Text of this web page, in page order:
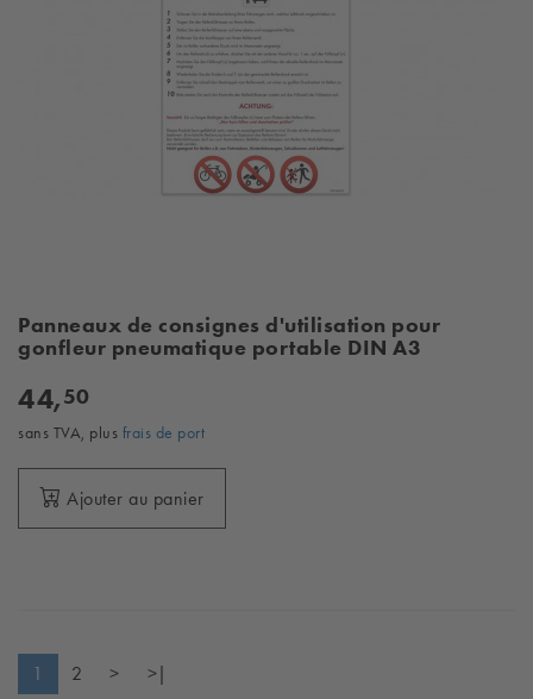
Panneaux de consignes d'utilisation pour
gonfleur pneumatique portable DIN A3
44,50
sans TVA, plus frais de port
Ajouter au panier
1 2 > >|